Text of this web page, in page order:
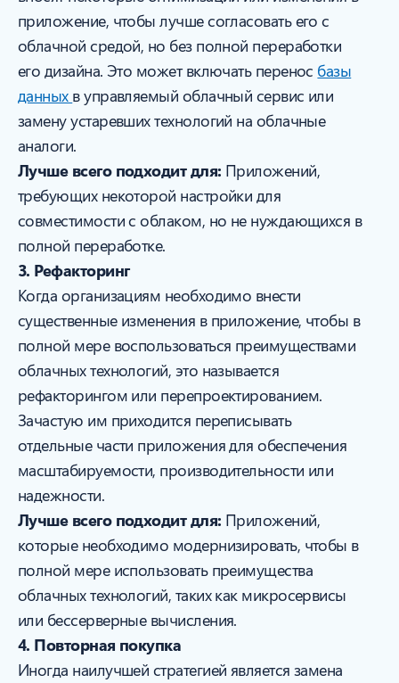
приложение, чтобы лучше согласовать его с
облачной средой, но без полной переработки
его дизайна. Это может включать перенос базы
данных в управляемый облачный сервис или
замену устаревших технологий на облачные
аналоги.
Лучше всего подходит для: Приложений,
требующих некоторой настройки для
совместимости с облаком, но не нуждающихся в
полной переработке.
3. Рефакторинг
Когда организациям необходимо внести
существенные изменения в приложение, чтобы в
полной мере воспользоваться преимуществами
облачных технологий, это называется
рефакторингом или перепроектированием.
Зачастую им приходится переписывать
отдельные части приложения для обеспечения
масштабируемости, производительности или
надежности.
Лучше всего подходит для: Приложений,
которые необходимо модернизировать, чтобы в
полной мере использовать преимущества
облачных технологий, таких как микросервисы
или бессерверные вычисления.
4. Повторная покупка
Иногда наилучшей стратегией является замена